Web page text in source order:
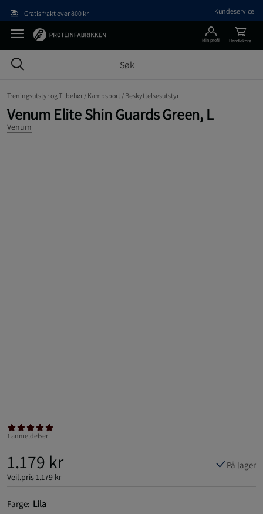
Gratis frakt over 800 kr Kundeservice
Min profil Handlekorg
Treningsutstyr og Tilbehør / Kampsport / Beskyttelsesutstyr
Venum Elite Shin Guards Green, L
Venum
1 anmeldelser
1.179 kr
Veil.pris 1.179 kr
På lager
Farge: Lila